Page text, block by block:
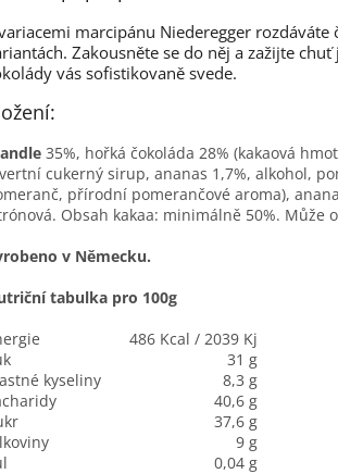
marcipánu Niederegger
Zakousněte se do něj a zažijte
vás sofistikovaně svede.
35%, hořká čokoláda 28% (kakaová
cukerný sirup, ananas 1,7%, alkohol,
přírodní pomerančové aroma),
. Obsah kakaa: minimálně 50%. Může
v Německu.
tabulka pro 100g
486 Kcal / 2039 Kj
31 g
kyseliny
8,3 g
40,6 g
37,6 g
9 g
0,04 g